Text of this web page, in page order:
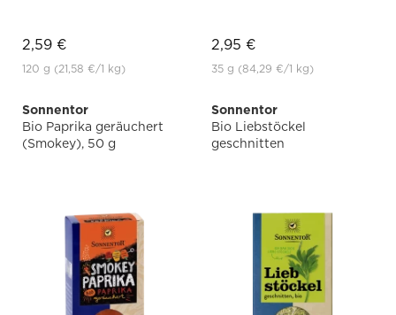
2,59 €
120 g (21,58 €/1 kg)
2,95 €
35 g (84,29 €/1 kg)
Sonnentor
Bio Paprika geräuchert
(Smokey), 50 g
Sonnentor
Bio Liebstöckel
geschnitten